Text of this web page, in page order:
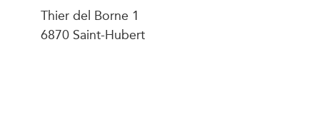
Thier del Borne 1
6870 Saint-Hubert